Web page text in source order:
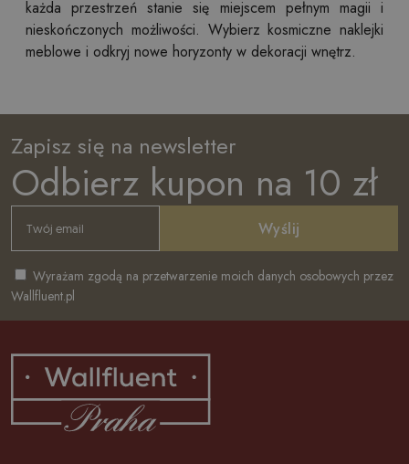
każda przestrzeń stanie się miejscem pełnym magii i
nieskończonych możliwości. Wybierz kosmiczne naklejki
meblowe i odkryj nowe horyzonty w dekoracji wnętrz.
Zapisz się na newsletter
Odbierz kupon na 10 zł
Wyślij
Wyrażam zgodą na przetwarzenie moich danych osobowych przez
Wallfluent.pl